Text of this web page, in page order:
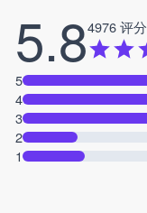
5.84976 评分
5
4
3
2
1